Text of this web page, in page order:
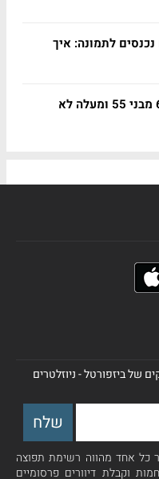
לתמונה: איך
אמריקה יוצאת לפנסיה: 63% מבני 55 ומעלה לא
של ביזפורטל - ניוזלטרים
כל אחד מהווה רשימת תפוצה
וקבלת דיוורים פרסומיים